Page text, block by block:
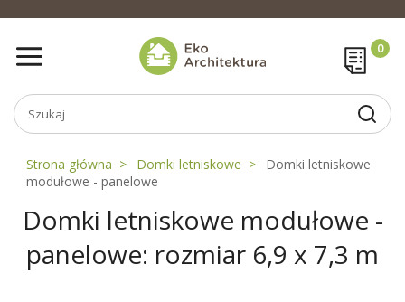
Strona główna Domki letniskowe
Domki letniskowe
modułowe - panelowe
Domki letniskowe modułowe -
panelowe: rozmiar 6,9 x 7,3 m